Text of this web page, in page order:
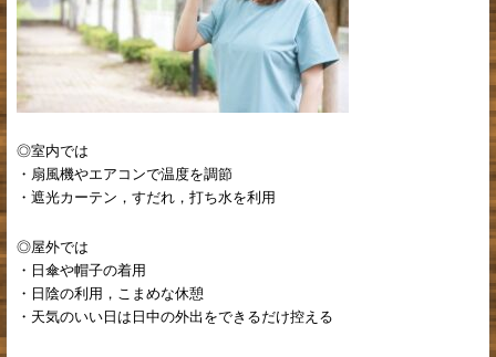
◎室内では
・扇風機やエアコンで温度を調節
・遮光カーテン，すだれ，打ち水を利用
◎屋外では
・日傘や帽子の着用
・日陰の利用，こまめな休憩
・天気のいい日は日中の外出をできるだけ控える